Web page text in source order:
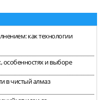
как технологии
особенностях и выборе
в чистый алмаз